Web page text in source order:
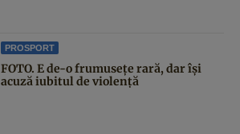
PROSPORT
FOTO. E de-o frumusețe rară, dar își
acuză iubitul de violență